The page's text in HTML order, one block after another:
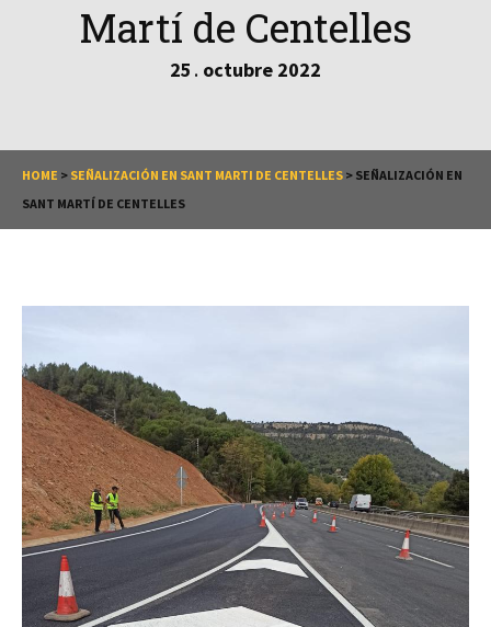
Martí de Centelles
25 . octubre 2022
HOME > SEÑALIZACIÓN EN SANT MARTI DE CENTELLES > SEÑALIZACIÓN EN
SANT MARTÍ DE CENTELLES